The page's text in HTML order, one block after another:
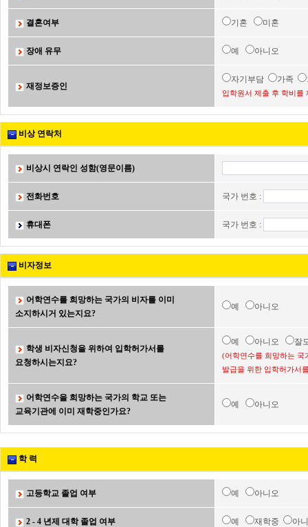
결혼여부 기혼 미혼
장애 유무 예 아니오
재정보증인
자기부담 가족
입학원서 제출 후 학비를
비상 연락처
비상시 연락인 성함(영문이름)
전화번호 국가 번호 :
휴대폰 국가 번호 :
비자정보
어학연수를 희망하는 국가의 비자를 이미
소지하시거 있는지요?
예 아니오
학생 비자신청을 위하여 입학허가서를
요청하시는지요?
예 아니오 잘
(어학연수를 희망하는 국
발급을 위한 입학허가서
어학연수을 희망하는 국가의 학교 또는
교육기관에 이미 재학중인가요?
예 아니오
학 력
고등학교 졸업 여부 예 아니오
2 - 4 년제 대학 졸업 여부 예 재학중 아